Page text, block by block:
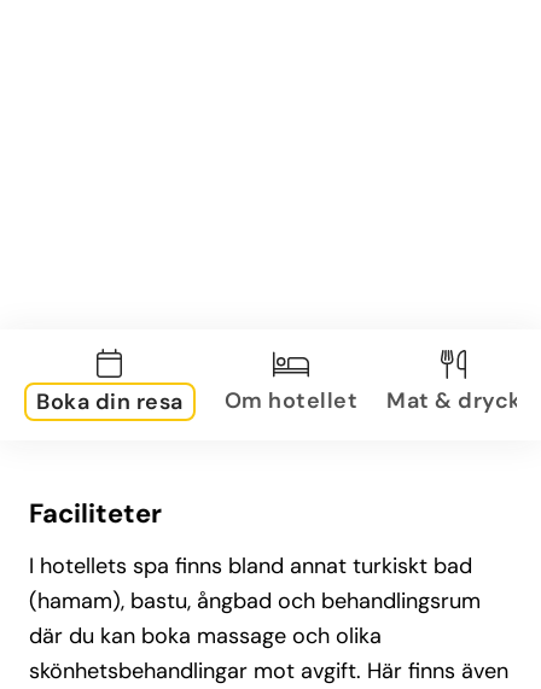
Boka din resa Om hotellet Mat & dryck
Faciliteter
I hotellets spa finns bland annat turkiskt bad
(hamam), bastu, ångbad och behandlingsrum
där du kan boka massage och olika
skönhetsbehandlingar mot avgift. Här finns även